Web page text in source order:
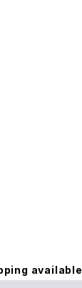
available